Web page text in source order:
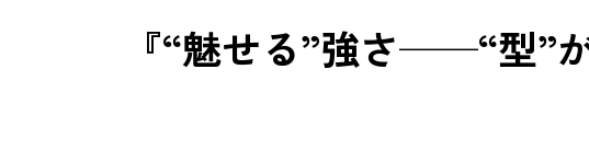
『“魅せる”強さ──“型”